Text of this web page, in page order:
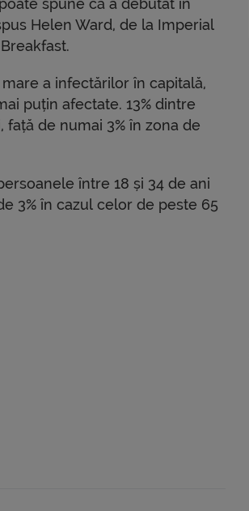
spune că a debutat în
Helen Ward, de la Imperial
a infectărilor în capitală,
puțin afectate. 13% dintre
de numai 3% în zona de
între 18 și 34 de ani
3% în cazul celor de peste 65